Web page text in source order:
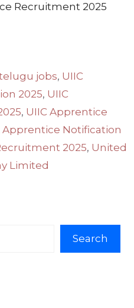
Recruitment 2025
jobs, UIIC
2025, UIIC
, UIIC Apprentice
Apprentice Notification
2025, United
Limited
Search